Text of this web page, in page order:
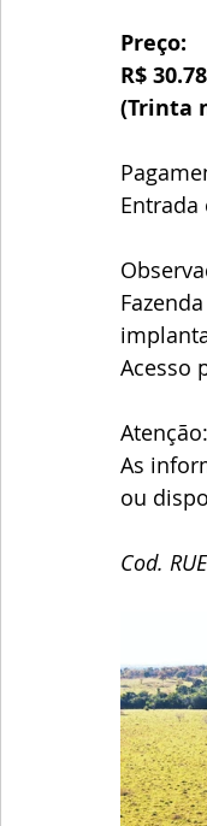
Preço:
R$
(Trinta
Entrada
Acesso
Atenção:
As
ou
Cod.